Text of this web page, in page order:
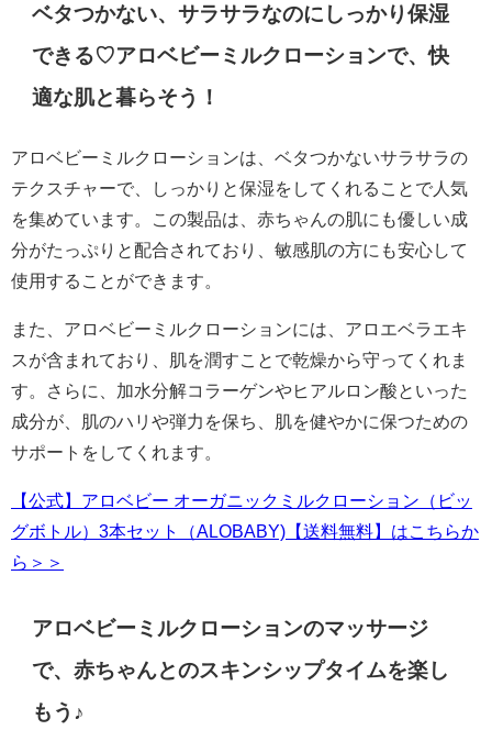
ベタつかない、サラサラなのにしっかり保湿
できる♡アロベビーミルクローションで、快
適な肌と暮らそう！
アロベビーミルクローションは、ベタつかないサラサラの
テクスチャーで、しっかりと保湿をしてくれることで人気
を集めています。この製品は、赤ちゃんの肌にも優しい成
分がたっぷりと配合されており、敏感肌の方にも安心して
使用することができます。
また、アロベビーミルクローションには、アロエベラエキ
スが含まれており、肌を潤すことで乾燥から守ってくれま
す。さらに、加水分解コラーゲンやヒアルロン酸といった
成分が、肌のハリや弾力を保ち、肌を健やかに保つための
サポートをしてくれます。
【公式】アロベビー オーガニックミルクローション（ビッ
グボトル）3本セット（ALOBABY)【送料無料】はこちらか
ら＞＞
アロベビーミルクローションのマッサージ
で、赤ちゃんとのスキンシップタイムを楽し
もう♪